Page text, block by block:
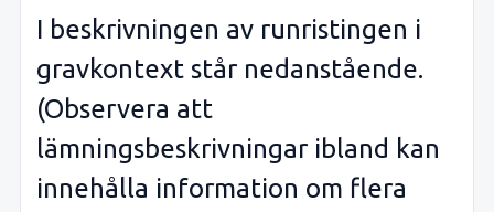
I beskrivningen av runristingen i
gravkontext står nedanstående.
(Observera att
lämningsbeskrivningar ibland kan
innehålla information om flera